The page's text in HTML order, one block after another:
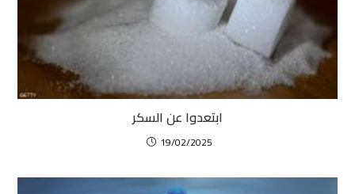
ابتعدوا عن السكر
19/02/2025